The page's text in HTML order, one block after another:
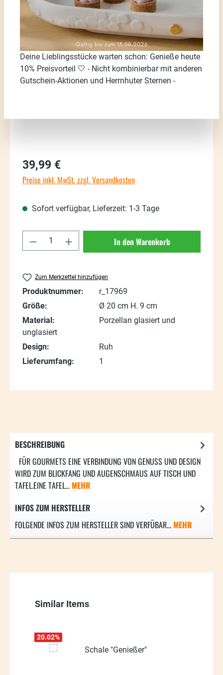
Bildergalerie überspringen
Regulärer Preis:
39,99 €
Preise inkl. MwSt. zzgl. Versandkosten
Sofort verfügbar, Lieferzeit: 1-3 Tage
Produkt Anzahl: Gib den gewünschten
In den Warenkorb
Zum Merkzettel hinzufügen
Produktnummer:
r_17969
Größe:
Ø 20 cm H. 9 cm
Material:
Porzellan glasiert und
unglasiert
Design:
Ruh
Lieferumfang:
1
BESCHREIBUNG
FÜR GOURMETS EINE VERBINDUNG VON GENUSS UND DESIGN
WIRD ZUM BLICKFANG UND AUGENSCHMAUS AUF TISCH UND
TAFEL.EINE TAFEL… MEHR
INFOS ZUM HERSTELLER
FOLGENDE INFOS ZUM HERSTELLER SIND VERFÜBAR... MEHR
Produktgalerie überspringen
Similar Items
20.02%
Deine Lieblingsstücke warten schon: Genieße heute
10% Preisvorteil 🤍 - Nicht kombinierbar mit anderen
Gutschein-Aktionen und Herrnhuter Sternen -